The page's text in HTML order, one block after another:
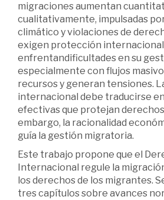
migraciones aumentan
cualitativamente, impulsadas
climático y violaciones de
exigen protección
enfrentandificultades en su
especialmente con flujos
recursos y generan tensiones.
internacional debe traducirse
efectivas que protejan derechos
embargo, la racionalidad
guía la gestión migratoria.
Este trabajo propone que el
Internacional regule la
los derechos de los migrantes.
tres capítulos sobre avances